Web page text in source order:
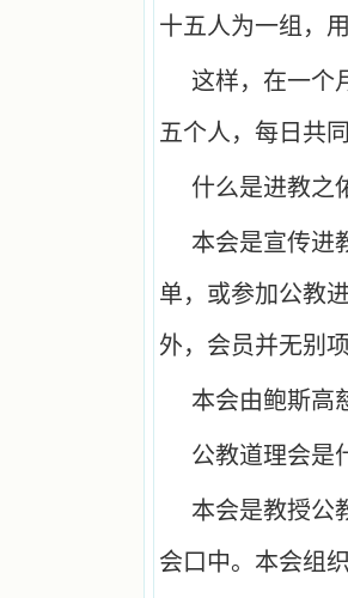
十五人为一组，
这样，在一个
五个人，每日共
什么是进教之
本会是宣传进
单，或参加公教
外，会员并无别
本会由鲍斯高
公教道理会是
本会是教授公
会口中。本会组